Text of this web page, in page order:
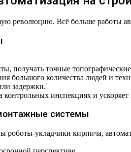
революцию. Всё больше работы
получать точные
большого количества людей и
задержки.
инспекциях и ускоряет
системы
роботы-укладчики кирпича,